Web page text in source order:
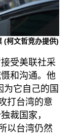
(柯文哲竞办提供)
受美联社采
和沟通。他
为它自己的国
打台湾的意
裁国家，
以台湾仍然